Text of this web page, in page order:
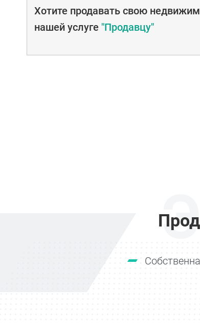
Хотите продавать свою
нашей услуге "Продавцу"